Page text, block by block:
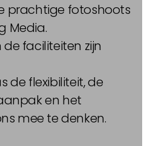
prachtige fotoshoots
Media.
faciliteiten zijn
de flexibiliteit, de
en het
mee te denken.